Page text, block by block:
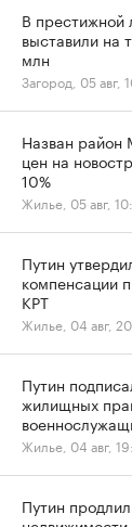
В престижной
выставили на
млн
Загород, 05 авг,
Назван район
цен на
10%
Жилье, 05 авг,
Путин
компенсации
КРТ
Жилье, 04 авг,
Путин
жилищных
Жилье, 04 авг,
Путин